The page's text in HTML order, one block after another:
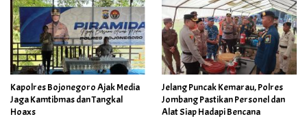
Kapolres Bojonegoro Ajak Media
Jaga Kamtibmas dan Tangkal
Hoaxs
Jelang Puncak Kemarau, Polres
Jombang Pastikan Personel dan
Alat Siap Hadapi Bencana